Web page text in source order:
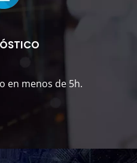
en menos de 5h.